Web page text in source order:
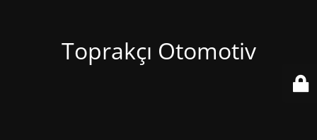
Toprakçı Otomotiv